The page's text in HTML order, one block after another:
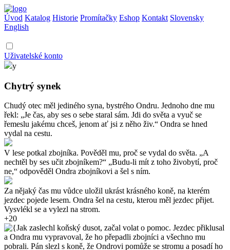
Úvod Katalog Historie Promítačky Eshop Kontakt Slovensky
English
Uživatelské konto
y
Chytrý synek
Chudý otec měl jediného syna, bystrého Ondru. Jednoho dne mu
řekl: „Je čas, aby ses o sebe staral sám. Jdi do světa a vyuč se
řemeslu jakému chceš, jenom ať jsi z něho živ.“ Ondra se hned
vydal na cestu.
V lese potkal zbojníka. Pověděl mu, proč se vydal do světa. „A
nechtěl by ses učit zbojníkem?“ „Budu-li mít z toho živobytí, proč
ne,“ odpověděl Ondra zbojníkovi a šel s ním.
Za nějaký čas mu vůdce uložil ukrást krásného koně, na kterém
jezdec pojede lesem. Ondra šel na cestu, kterou měl jezdec přijet.
Vysvlékl se a vylezl na strom.
+20